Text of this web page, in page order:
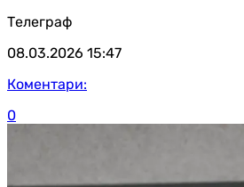
Телеграф
08.03.2026 15:47
Коментари:
0